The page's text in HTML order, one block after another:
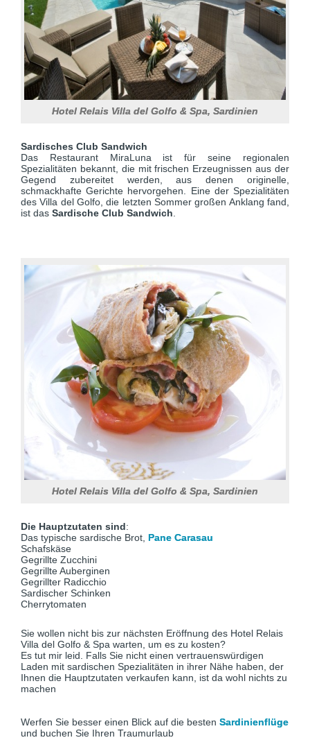
Hotel Relais Villa del Golfo & Spa, Sardinien
Sardisches Club Sandwich
Das Restaurant MiraLuna ist für seine regionalen
Spezialitäten bekannt, die mit frischen Erzeugnissen aus der
Gegend zubereitet werden, aus denen originelle,
schmackhafte Gerichte hervorgehen. Eine der Spezialitäten
des Villa del Golfo, die letzten Sommer großen Anklang fand,
ist das Sardische Club Sandwich
Hotel Relais Villa del Golfo & Spa, Sardinien
Die Hauptzutaten sind:
Das typische sardische Brot, Pane Carasau
Schafskäse
Gegrillte Zucchini
Gegrillte Auberginen
Gegrillter Radicchio
Sardischer Schinken
Cherrytomaten
Sie wollen nicht bis zur nächsten Eröffnung des Hotel Relais
Villa del Golfo & Spa warten, um es zu kosten?
Es tut mir leid. Falls Sie nicht einen vertrauenswürdigen
Laden mit sardischen Spezialitäten in ihrer Nähe haben, der
Ihnen die Hauptzutaten verkaufen kann, ist da wohl nichts zu
machen
Werfen Sie besser einen Blick auf die besten Sardinienflüge
und buchen Sie Ihren Traumurlaub